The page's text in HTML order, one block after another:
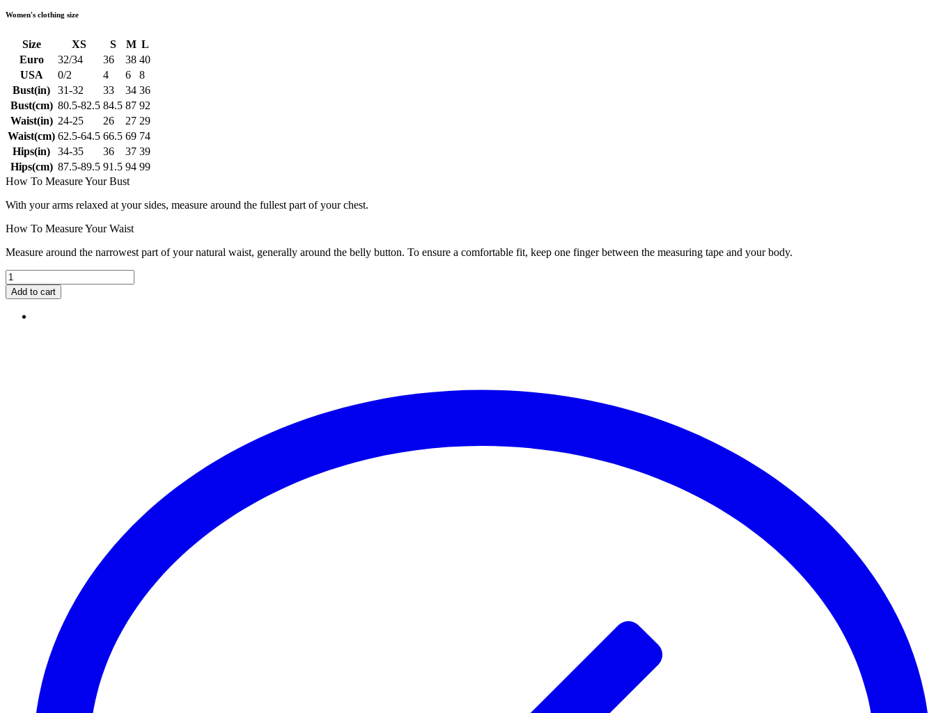
Women's clothing size
Size XS S M L
Euro
32/34 36 38 40
USA
0/2 4 6
8
Bust(in)
31-32 33 34 36
Bust(cm) 80.5-82.5 84.5 87 92
Waist(in) 24-25 26 27 29
Waist(cm) 62.5-64.5 66.5 69 74
Hips(in)
34-35 36 37 39
Hips(cm) 87.5-89.5 91.5 94 99
How To Measure Your Bust
With your arms relaxed at your sides, measure around the fullest part of your chest.
How To Measure Your Waist
Measure around the narrowest part of your natural waist, generally around the belly button. To ensure a comfortable fit, keep one finger between the measuring tape and your body.
Add to cart